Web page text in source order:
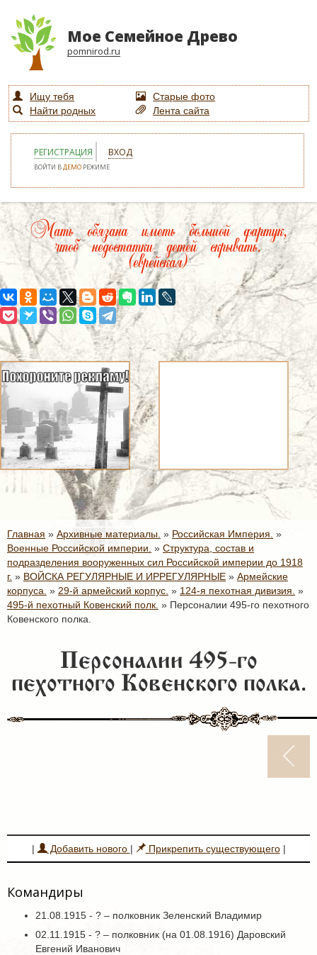
Мое Семейное Древо
pomnirod.ru
Ищу тебя
Старые фото
Найти родных
Лента сайта
РЕГИСТРАЦИЯ ВХОД
ВОЙТИ ВДЕМО РЕЖИМЕ
Мать обязана иметь большой фартук,
чтоб недостатки детей скрывать.
(еврейская)
Главная » Архивные материалы. » Российская Империя. »
Военные Российской империи. » Структура, состав и
подразделения вооруженных сил Российской империи до 1918
г. » ВОЙСКА РЕГУЛЯРНЫЕ И ИРРЕГУЛЯРНЫЕ » Армейские
корпуса. » 29-й армейский корпус. » 124-я пехотная дивизия. »
495-й пехотный Ковенский полк. » Персоналии 495-го пехотного
Ковенского полка.
Персоналии 495-го
пехотного Ковенского полка.
| Добавить нового | Прикрепить существующего|
Командиры
21.08.1915 - ? – полковник Зеленский Владимир
02.11.1915 - ? – полковник (на 01.08.1916) Даровский
Евгений Иванович